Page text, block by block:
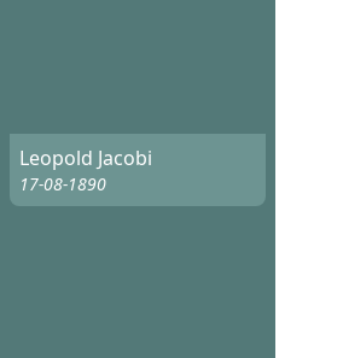
Leopold Jacobi
17-08-1890